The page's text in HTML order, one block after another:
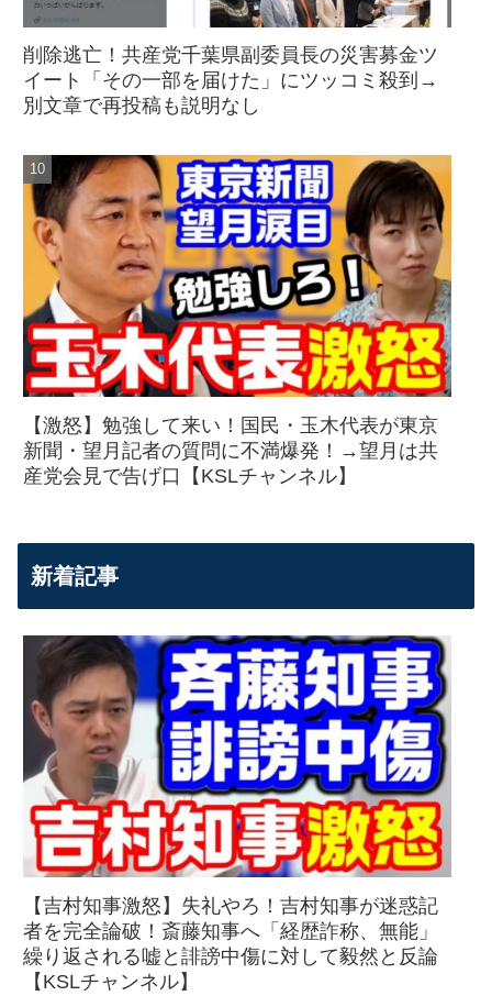
削除逃亡！共産党千葉県副委員長の災害募金ツ
イート「その一部を届けた」にツッコミ殺到→
別文章で再投稿も説明なし
【激怒】勉強して来い！国民・玉木代表が東京
新聞・望月記者の質問に不満爆発！→望月は共
産党会見で告げ口【KSLチャンネル】
新着記事
【吉村知事激怒】失礼やろ！吉村知事が迷惑記
者を完全論破！斎藤知事へ「経歴詐称、無能」
繰り返される嘘と誹謗中傷に対して毅然と反論
【KSLチャンネル】